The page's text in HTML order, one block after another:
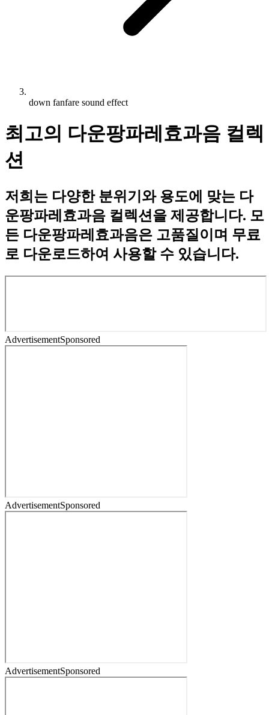
down fanfare sound effect
최고의 다운팡파레효과음 컬렉
션
저희는 다양한 분위기와 용도에 맞는 다
운팡파레효과음 컬렉션을 제공합니다. 모
든 다운팡파레효과음은 고품질이며 무료
로 다운로드하여 사용할 수 있습니다.
AdvertisementSponsored
AdvertisementSponsored
AdvertisementSponsored